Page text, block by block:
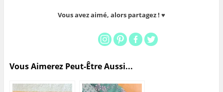
Vous avez aimé, alors partagez ! ♥
Vous Aimerez Peut-Être Aussi...